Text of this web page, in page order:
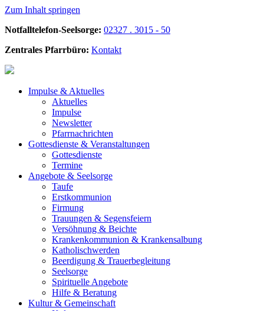
Zum Inhalt springen
Notfalltelefon-Seelsorge: 02327 . 3015 - 50
Zentrales Pfarrbüro: Kontakt
Impulse & Aktuelles
Aktuelles
Impulse
Newsletter
Pfarrnachrichten
Gottesdienste & Veranstaltungen
Gottesdienste
Termine
Angebote & Seelsorge
Taufe
Erstkommunion
Firmung
Trauungen & Segensfeiern
Versöhnung & Beichte
Krankenkommunion & Krankensalbung
Katholischwerden
Beerdigung & Trauerbegleitung
Seelsorge
Spirituelle Angebote
Hilfe & Beratung
Kultur & Gemeinschaft